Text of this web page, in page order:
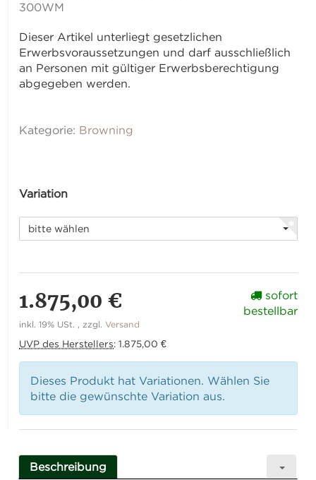
300WM
Dieser Artikel unterliegt gesetzlichen
Erwerbsvoraussetzungen und darf ausschließlich
an Personen mit gültiger Erwerbsberechtigung
abgegeben werden.
Kategorie: Browning
Variation
bitte wählen
1.875,00 €
inkl. 19% USt. , zzgl.Versand
UVP des Herstellers:1.875,00 €
sofort
bestellbar
Dieses Produkt hat Variationen. Wählen Sie
bitte die gewünschte Variation aus.
Beschreibung